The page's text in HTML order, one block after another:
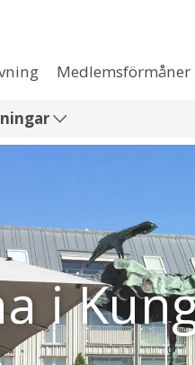
Medlemsförmåner
i